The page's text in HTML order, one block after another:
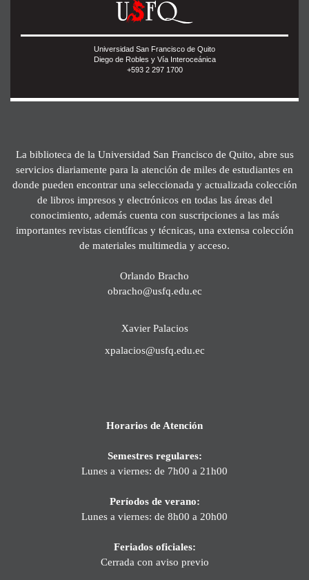
Universidad San Francisco de Quito
Diego de Robles y Vía Interoceánica
+593 2 297 1700
La biblioteca de la Universidad San Francisco de Quito, abre sus
servicios diariamente para la atención de miles de estudiantes en
donde pueden encontrar una seleccionada y actualizada colección
de libros impresos y electrónicos en todas las áreas del
conocimiento, además cuenta con suscripciones a las más
importantes revistas científicas y técnicas, una extensa colección
de materiales multimedia y acceso.
Orlando Bracho
obracho@usfq.edu.ec
Xavier Palacios
xpalacios@usfq.edu.ec
Horarios de Atención
Semestres regulares:
Lunes a viernes: de 7h00 a 21h00
Períodos de verano:
Lunes a viernes: de 8h00 a 20h00
Feriados oficiales:
Cerrada con aviso previo